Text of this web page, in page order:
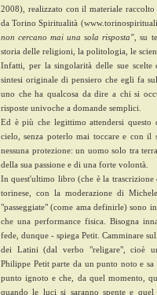
2008), realizzato con il materiale
da Torino Spiritualità
non cercano mai una sola risposta" , su
storia delle religioni, la politologia, le
Infatti, per la singolarità delle sue
sintesi originale di pensiero che egli fa
uno che ha qualcosa da dire a chi si
risposte univoche a domande semplici.
Ed è più che legittimo attendersi
cielo, senza poterlo mai toccare e con il
nessuna protezione: un uomo solo tra
della sua passione e di una forte volontà.
In quest'ultimo libro (che è la
torinese, con la moderazione di
"passeggiate" (come ama definirle) sono
che una performance fisica. Bisogna
fede, dunque - spiega Petit. Camminare
dei Latini (dal verbo "religare", cioè
Philippe Petit parte da un punto noto e
punto ignoto e che, da quel momento,
quando le luci si saranno spente e